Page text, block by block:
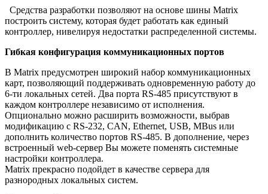
Средства разработки позволяют на основе шины Matrix
построить систему, которая будет работать как единый
контроллер, нивелируя недостатки распределенной системы.
Гибкая конфигурация коммуникационных портов
В Matrix предусмотрен широкий набор коммуникационных
карт, позволяющий поддерживать одновременную работу до
6-ти локальных сетей. Два порта RS-485 присутствуют в
каждом контроллере независимо от исполнения.
Опционально можно расширить возможности, выбрав
модификацию с RS-232, CAN, Ethernet, USB, MBus или
дополнить количество портов RS-485. В дополнение, через
встроенный web-сервер Вы можете поменять системные
настройки контроллера.
Matrix прекрасно подойдет в качестве сервера для
разнородных локальных систем.